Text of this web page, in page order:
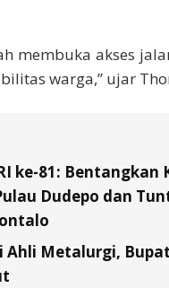
membuka akses
warga,” ujar
ke-81:
Dudepo dan
Ahli Metalurgi,